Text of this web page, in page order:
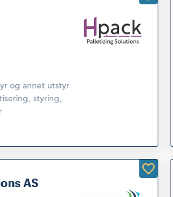
og annet utstyr
styring,
AS